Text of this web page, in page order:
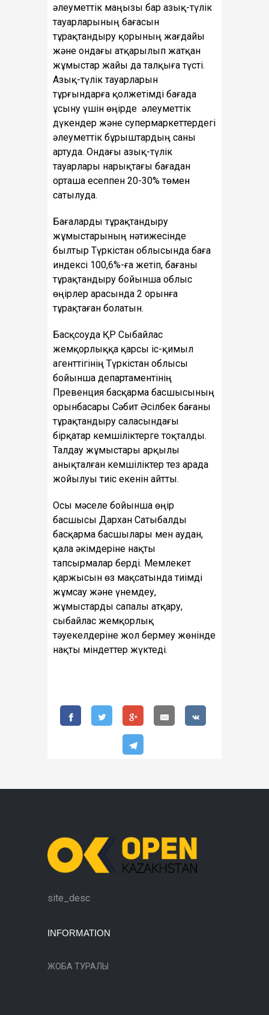
әлеуметтiк маңызы бар азық-түлiк
тауарларының бағасын
тұрақтандыру қорының жағдайы
және ондағы атқарылып жатқан
жұмыстар жайы да талқыға түсті.
Азық-түлік тауарларын
тұрғындарға қолжетімді бағада
ұсыну үшін өңірде әлеуметтік
дүкендер және супермаркеттердегі
әлеуметтік бұрыштардың саны
артуда. Ондағы азық-түлік
тауарлары нарықтағы бағадан
орташа есеппен 20-30% төмен
сатылуда.
Бағаларды тұрақтандыру
жұмыстарының нәтижесінде
былтыр Түркістан облысында баға
индексі 100,6%-ға жетіп, бағаны
тұрақтандыру бойынша облыс
өңірлер арасында 2 орынға
тұрақтаған болатын.
Басқсоуда ҚР Сыбайлас
жемқорлыққа қарсы іс-қимыл
агенттігінің Түркістан облысы
бойынша департаментінің
Превенция басқарма басшысының
орынбасары Сәбит Әсілбек бағаны
тұрақтандыру саласындағы
бірқатар кемшіліктерге тоқталды.
Талдау жұмыстары арқылы
анықталған кемшіліктер тез арада
жойылуы тиіс екенін айтты.
Осы мәселе бойынша өңір
басшысы Дархан Сатыбалды
басқарма басшылары мен аудан,
қала әкімдеріне нақты
тапсырмалар берді. Мемлекет
қаржысын өз мақсатында тиімді
жұмсау және үнемдеу,
жұмыстарды сапалы атқару,
сыбайлас жемқорлық
тәуекелдеріне жол бермеу жөнінде
нақты міндеттер жүктеді.
site_desc
INFORMATION
ЖОБА ТУРАЛЫ